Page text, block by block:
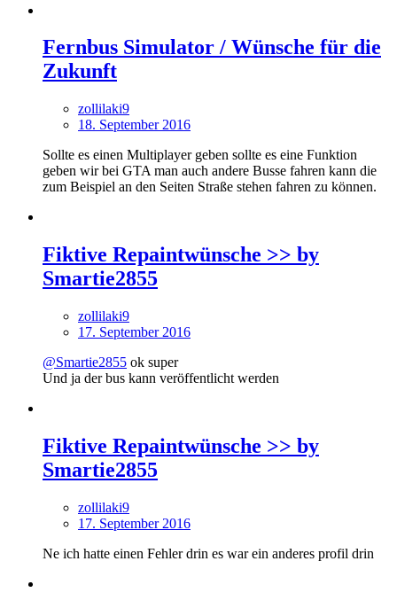
Fernbus Simulator / Wünsche für die
Zukunft
zollilaki9
18. September 2016
Sollte es einen Multiplayer geben sollte es eine Funktion
geben wir bei GTA man auch andere Busse fahren kann die
zum Beispiel an den Seiten Straße stehen fahren zu können.
Fiktive Repaintwünsche >> by
Smartie2855
zollilaki9
17. September 2016
@Smartie2855 ok super
Und ja der bus kann veröffentlicht werden
Fiktive Repaintwünsche >> by
Smartie2855
zollilaki9
17. September 2016
Ne ich hatte einen Fehler drin es war ein anderes profil drin